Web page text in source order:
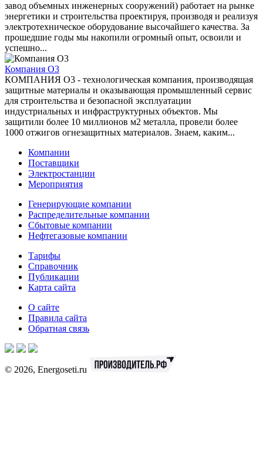
завод объемных инженерных сооружений) работает на рынке
энергетики и строительства проектируя, производя и реализуя
электротехническое оборудование высочайшего качества. За
прошедшие годы мы накопили огромный опыт, освоили и
успешно...
Компания О3
КОМПАНИЯ О3 - технологическая компания, производящая
защитные материалы и оказывающая промышленный сервис
для строительства и безопасной эксплуатации
индустриальных и инфраструктурных объектов. Мы
защитили более 10 миллионов м2 металла, провели более
1000 отжигов огнезащитных материалов. Знаем, каким...
Компании
Поставщики
Электростанции
Мероприятия
Генерирующие компании
Распределительные компании
Сбытовые компании
Нефтегазовые компании
Тарифы
Справочник
Публикации
Карта сайта
О сайте
Правила сайта
Обратная связь
© 2026, Energoseti.ru